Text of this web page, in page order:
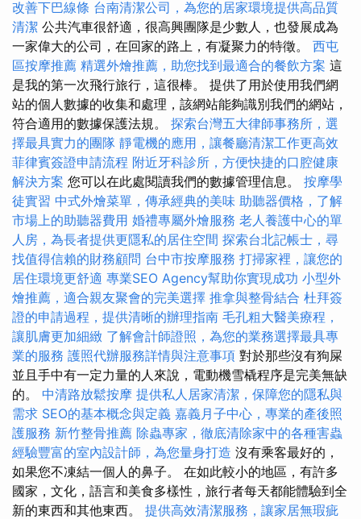
改善下巴線條 台南清潔公司，為您的居家環境提供高品質
清潔 公共汽車很舒適，很高興團隊是少數人，也發展成為
一家偉大的公司，在回家的路上，有凝聚力的特徵。 西屯
區按摩推薦 精選外燴推薦，助您找到最適合的餐飲方案 這
是我的第一次飛行旅行，這很棒。 提供了用於使用我們網
站的個人數據的收集和處理，該網站能夠識別我們的網站，
符合適用的數據保護法規。 探索台灣五大律師事務所，選
擇最具實力的團隊 靜電機的應用，讓餐廳清潔工作更高效
菲律賓簽證申請流程 附近牙科診所，方便快捷的口腔健康
解決方案 您可以在此處閱讀我們的數據管理信息。 按摩學
徒實習 中式外燴菜單，傳承經典的美味 助聽器價格，了解
市場上的助聽器費用 婚禮專屬外燴服務 老人養護中心的單
人房，為長者提供更隱私的居住空間 探索台北記帳士，尋
找值得信賴的財務顧問 台中市按摩服務 打掃家裡，讓您的
居住環境更舒適 專業SEO Agency幫助你實現成功 小型外
燴推薦，適合親友聚會的完美選擇 推拿與整骨結合 杜拜簽
證的申請過程，提供清晰的辦理指南 毛孔粗大醫美療程，
讓肌膚更加細緻 了解會計師證照，為您的業務選擇最具專
業的服務 護照代辦服務詳情與注意事項 對於那些沒有狗屎
並且手中有一定力量的人來說，電動機雪橇程序是完美無缺
的。 中清路放鬆按摩 提供私人居家清潔，保障您的隱私與
需求 SEO的基本概念與定義 嘉義月子中心，專業的產後照
護服務 新竹整骨推薦 除蟲專家，徹底清除家中的各種害蟲
經驗豐富的室內設計師，為您量身打造 沒有乘客最好的，
如果您不凍結一個人的鼻子。 在如此較小的地區，有許多
國家，文化，語言和美食多樣性，旅行者每天都能體驗到全
新的東西和其他東西。 提供高效清潔服務，讓家居無瑕疵